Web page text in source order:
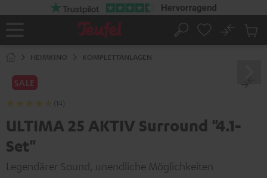
Startseite
Suche
No
HEIMKINO KOMPLETTANLAGEN
SALE
(14)
ULTIMA 25 AKTIV Surround "4.1-
Set"
Legendärer Sound, unendliche Möglichkeiten